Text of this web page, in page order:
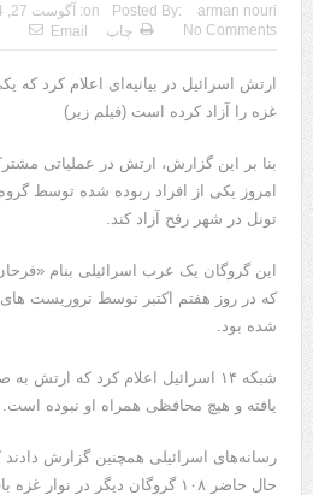
Posted By: arman nouri
on: آگوست 27, 2024
No Comments
چاپ Email
ارتش اسرائیل در بیانیه‌ای اعلام کرد که
غزه را آزاد کرده است (فیلم زیر)
بنا بر این گزارش، ارتش در عملیاتی
امروز یکی از افراد ربوده شده توسط
تونل در شهر رفح آزاد کند.
که در روز هفتم اکتبر توسط تروریست
شده بود.
شبکه ۱۴ اسرائیل اعلام کرد که
یافته و هیچ محافظی همراه او نبوده است.
رسانه‌های اسرائیلی همچنین گزارش دادند
حال حاضر ۱۰۸ گروگان دیگر در نوار غزه باقی مانده است.